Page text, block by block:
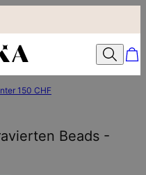
150 CHF
Beads -